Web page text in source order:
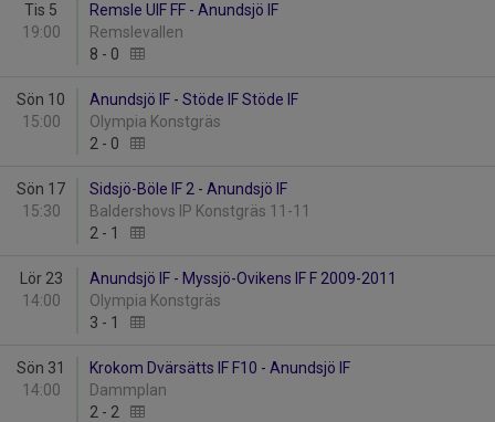
Tis 5
19:00
Remsle UIF FF - Anundsjö IF
Remslevallen
8 - 0
Sön 10
15:00
Anundsjö IF - Stöde IF Stöde IF
Olympia Konstgräs
2 - 0
Sön 17
15:30
Sidsjö-Böle IF 2 - Anundsjö IF
Baldershovs IP Konstgräs 11-11
2 - 1
Lör 23
14:00
Anundsjö IF - Myssjö-Ovikens IF F 2009-2011
Olympia Konstgräs
3 - 1
Sön 31
14:00
Krokom Dvärsätts IF F10 - Anundsjö IF
Dammplan
2 - 2